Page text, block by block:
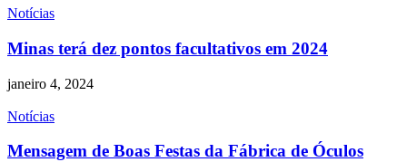
Notícias
Minas terá dez pontos facultativos em 2024
janeiro 4, 2024
Notícias
Mensagem de Boas Festas da Fábrica de Óculos